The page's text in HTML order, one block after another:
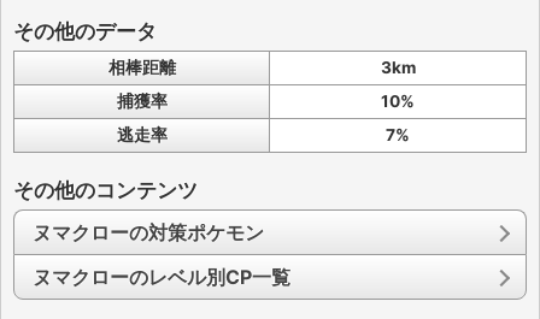
その他のデータ
相棒距離
3km
捕獲率
10%
逃走率
7%
その他のコンテンツ
ヌマクローの対策ポケモン
ヌマクローのレベル別CP一覧